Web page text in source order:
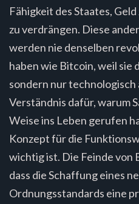
Fähigkeit des Staates,
zu verdrängen. Diese
werden nie denselben
haben wie Bitcoin, weil sie
sondern nur
Verständnis dafür, warum
Weise ins Leben gerufen
Konzept für die
wichtig ist. Die Feinde von
dass die Schaffung eines
Ordnungsstandards eine